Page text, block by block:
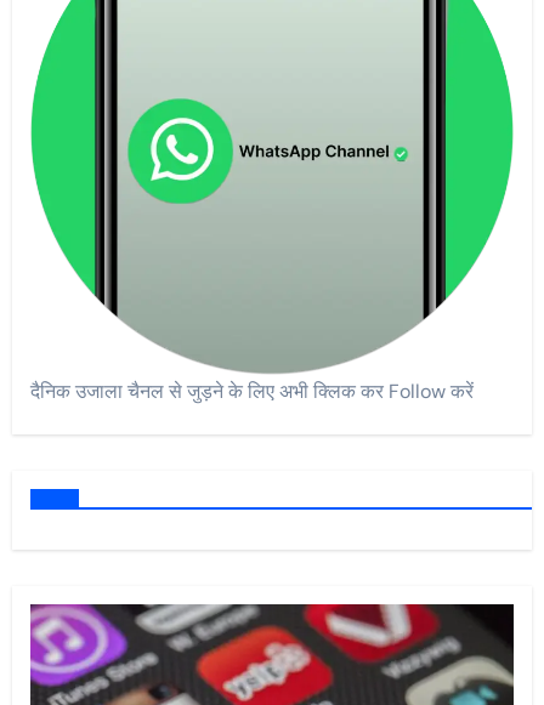
दैनिक उजाला चैनल से जुड़ने के लिए अभी क्लिक कर Follow करें